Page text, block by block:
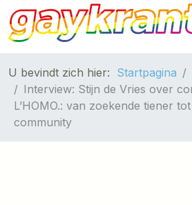
U bevindt zich hier: Startpagina
Interview: Stijn de Vries over
L’HOMO.: van zoekende tiener
community